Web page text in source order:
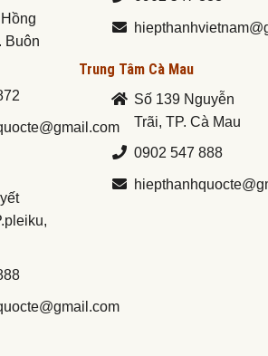
Buôn
Trung Tâm Cà Mau
Số 139 Nguyễn
Trãi, TP. Cà Mau
0902 547 888